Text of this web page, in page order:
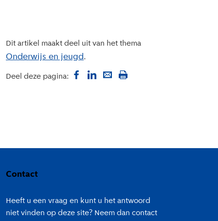
Dit artikel maakt deel uit van het thema
Onderwijs en jeugd
Deel deze pagina:
Contact
Heeft u een vraag en kunt u het antwoord
niet vinden op deze site? Neem dan contact